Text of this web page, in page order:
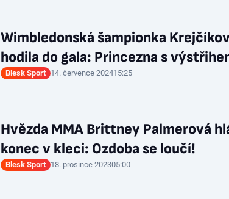
Wimbledonská šampionka
hodila do gala: Princezna s
Blesk Sport 14. července 202415:25
Hvězda MMA Brittney Palmerová
konec v kleci: Ozdoba se loučí!
Blesk Sport 18. prosince 202305:00